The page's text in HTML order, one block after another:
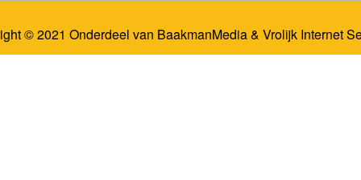
© 2021 Onderdeel van BaakmanMedia& Vrolijk Internet